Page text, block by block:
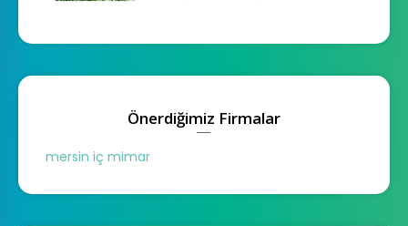
Önerdiğimiz Firmalar
mersin iç mimar